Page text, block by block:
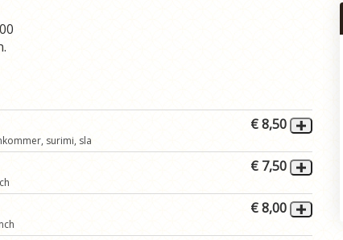
surimi, sla
€ 8,50
€ 7,50
€ 8,00